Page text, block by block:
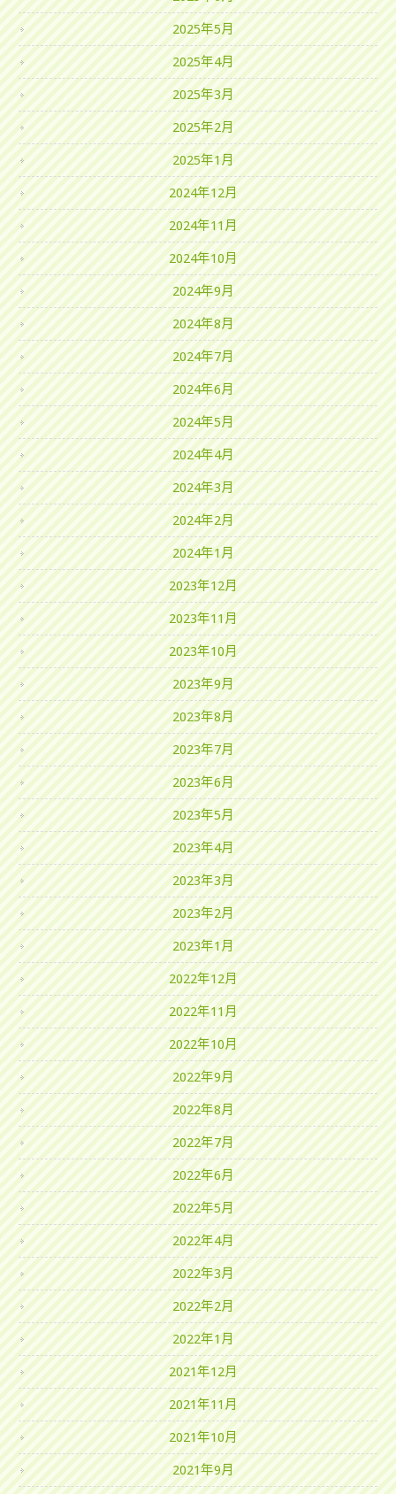
2025年5月
2025年4月
2025年3月
2025年2月
2025年1月
2024年12月
2024年11月
2024年10月
2024年9月
2024年8月
2024年7月
2024年6月
2024年5月
2024年4月
2024年3月
2024年2月
2024年1月
2023年12月
2023年11月
2023年10月
2023年9月
2023年8月
2023年7月
2023年6月
2023年5月
2023年4月
2023年3月
2023年2月
2023年1月
2022年12月
2022年11月
2022年10月
2022年9月
2022年8月
2022年7月
2022年6月
2022年5月
2022年4月
2022年3月
2022年2月
2022年1月
2021年12月
2021年11月
2021年10月
2021年9月